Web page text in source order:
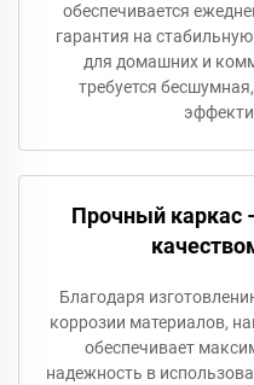
обеспечивается
гарантия на
для домашних и
требуется
Прочный каркас
Благодаря
коррозии материалов,
обеспечивает
надежность в